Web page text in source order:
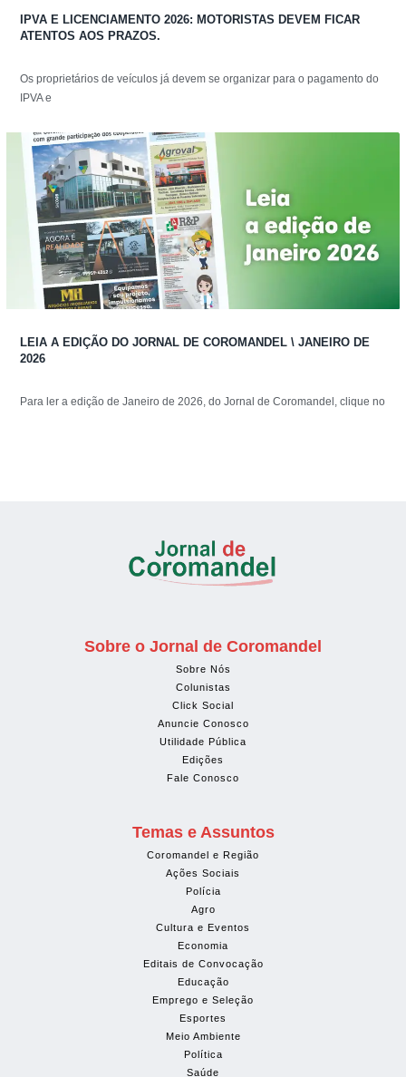
IPVA E LICENCIAMENTO 2026: MOTORISTAS DEVEM FICAR
ATENTOS AOS PRAZOS.
Os proprietários de veículos já devem se organizar para o pagamento do
IPVA e
LEIA A EDIÇÃO DO JORNAL DE COROMANDEL \ JANEIRO DE
2026
Para ler a edição de Janeiro de 2026, do Jornal de Coromandel, clique no
Sobre o Jornal de Coromandel
Sobre Nós
Colunistas
Click Social
Anuncie Conosco
Utilidade Pública
Edições
Fale Conosco
Temas e Assuntos
Coromandel e Região
Ações Sociais
Polícia
Agro
Cultura e Eventos
Economia
Editais de Convocação
Educação
Emprego e Seleção
Esportes
Meio Ambiente
Política
Saúde